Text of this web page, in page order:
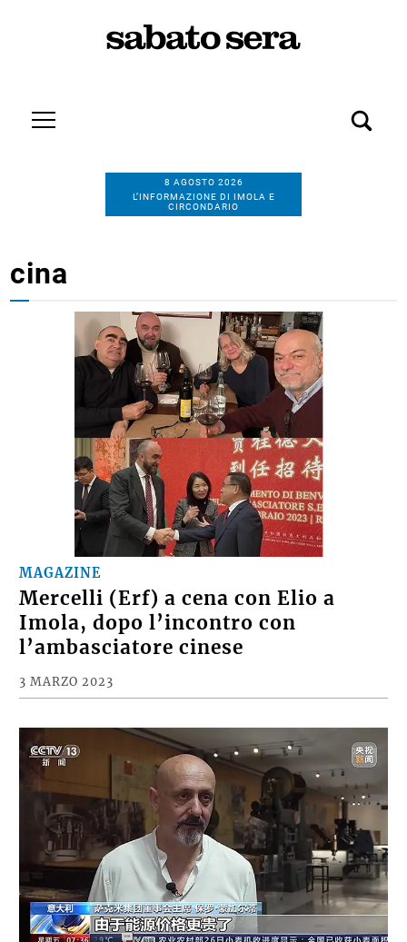
8 AGOSTO 2026
L’INFORMAZIONE DI IMOLA E
CIRCONDARIO
cina
MAGAZINE
Mercelli (Erf) a cena con Elio a
Imola, dopo l’incontro con
3 MARZO 2023